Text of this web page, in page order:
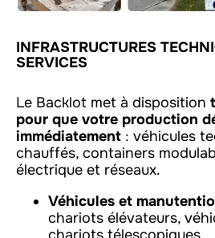
INFRASTRUCTURES
SERVICES
Le Backlot met à disposition
pour que votre production
immédiatement : véhicules
chauffés, containers
électrique et réseaux.
Véhicules et
chariots élévateurs,